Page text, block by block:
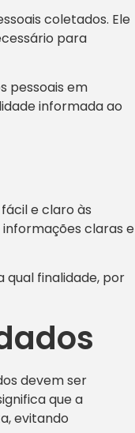
coletados. Ele
para
pessoais em
informada ao
e claro às
claras e
qual finalidade, por
devem ser
que a
evitando